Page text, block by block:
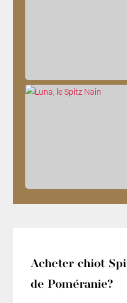
Acheter chiot
de Poméranie?